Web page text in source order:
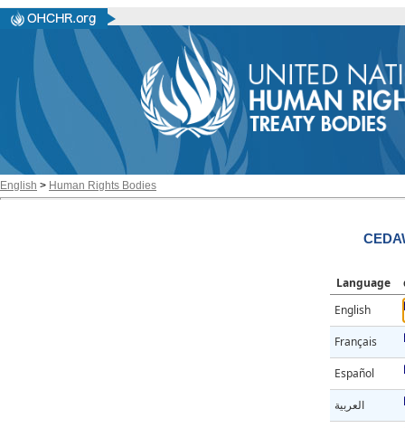
English > Human Rights Bodies
Language
English
Français
Español
العربية